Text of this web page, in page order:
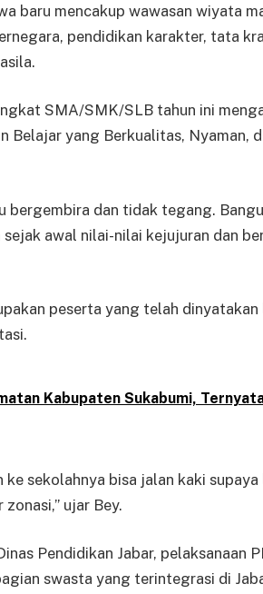
baru mencakup wawasan wiyata
pendidikan karakter, tata
SMA/SMK/SLB tahun ini
Belajar yang Berkualitas, Nyaman,
bergembira dan tidak tegang.
awal nilai-nilai kejujuran dan
peserta yang telah dinyatakan
Kabupaten Sukabumi,
sekolahnya bisa jalan kaki
ujar Bey.
Pendidikan Jabar, pelaksanaan
swasta yang terintegrasi di